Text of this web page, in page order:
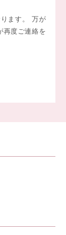
ます。 万が
再度ご連絡を